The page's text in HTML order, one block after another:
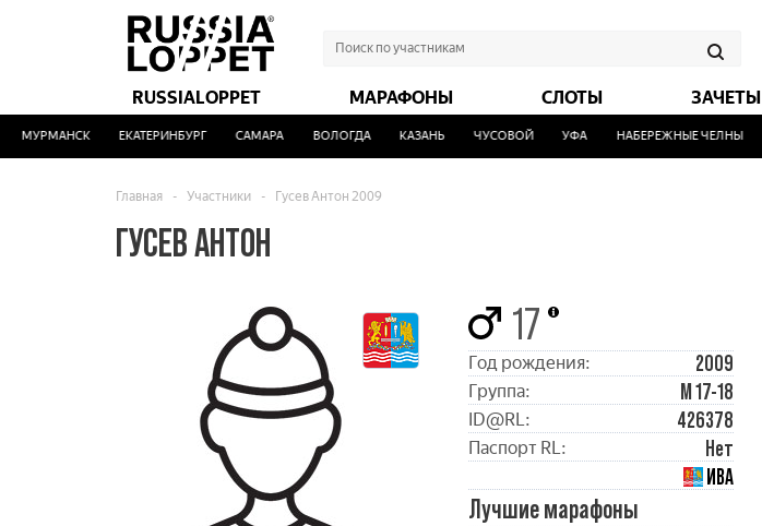
RUSSIALOPPET МАРАФОНЫ СЛОТЫ ЗАЧЕТЫ
МУРМАНСК ЕКАТЕРИНБУРГ САМАРА ВОЛОГДА КАЗАНЬ ЧУСОВОЙ УФА НАБЕРЕЖНЫЕ ЧЕЛНЫ
Главная - Участники - Гусев Антон 2009
ГУСЕВ АНТОН
17
Год рождения: 2009
Группа: М 17-18
ID@RL: 426378
Паспорт RL:
Нет
ИВА
Лучшие марафоны